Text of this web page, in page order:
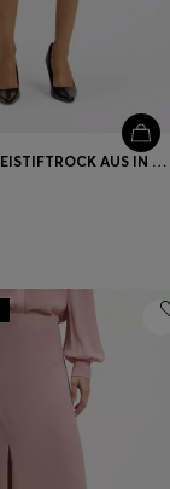
SLIM-FIT BLEISTIFTROCK AUS IN ITALIEN GEFERTIGTER SCHURWOLLE